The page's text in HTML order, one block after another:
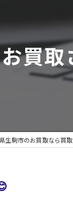
買
生駒市のお買取なら買